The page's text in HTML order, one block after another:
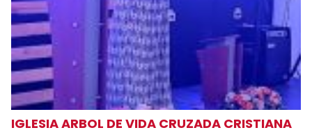
IGLESIA ARBOL DE VIDA CRUZADA CRISTIANA